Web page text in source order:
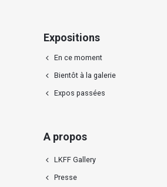
Expositions
En ce moment
Bientôt à la galerie
Expos passées
A propos
LKFF Gallery
Presse